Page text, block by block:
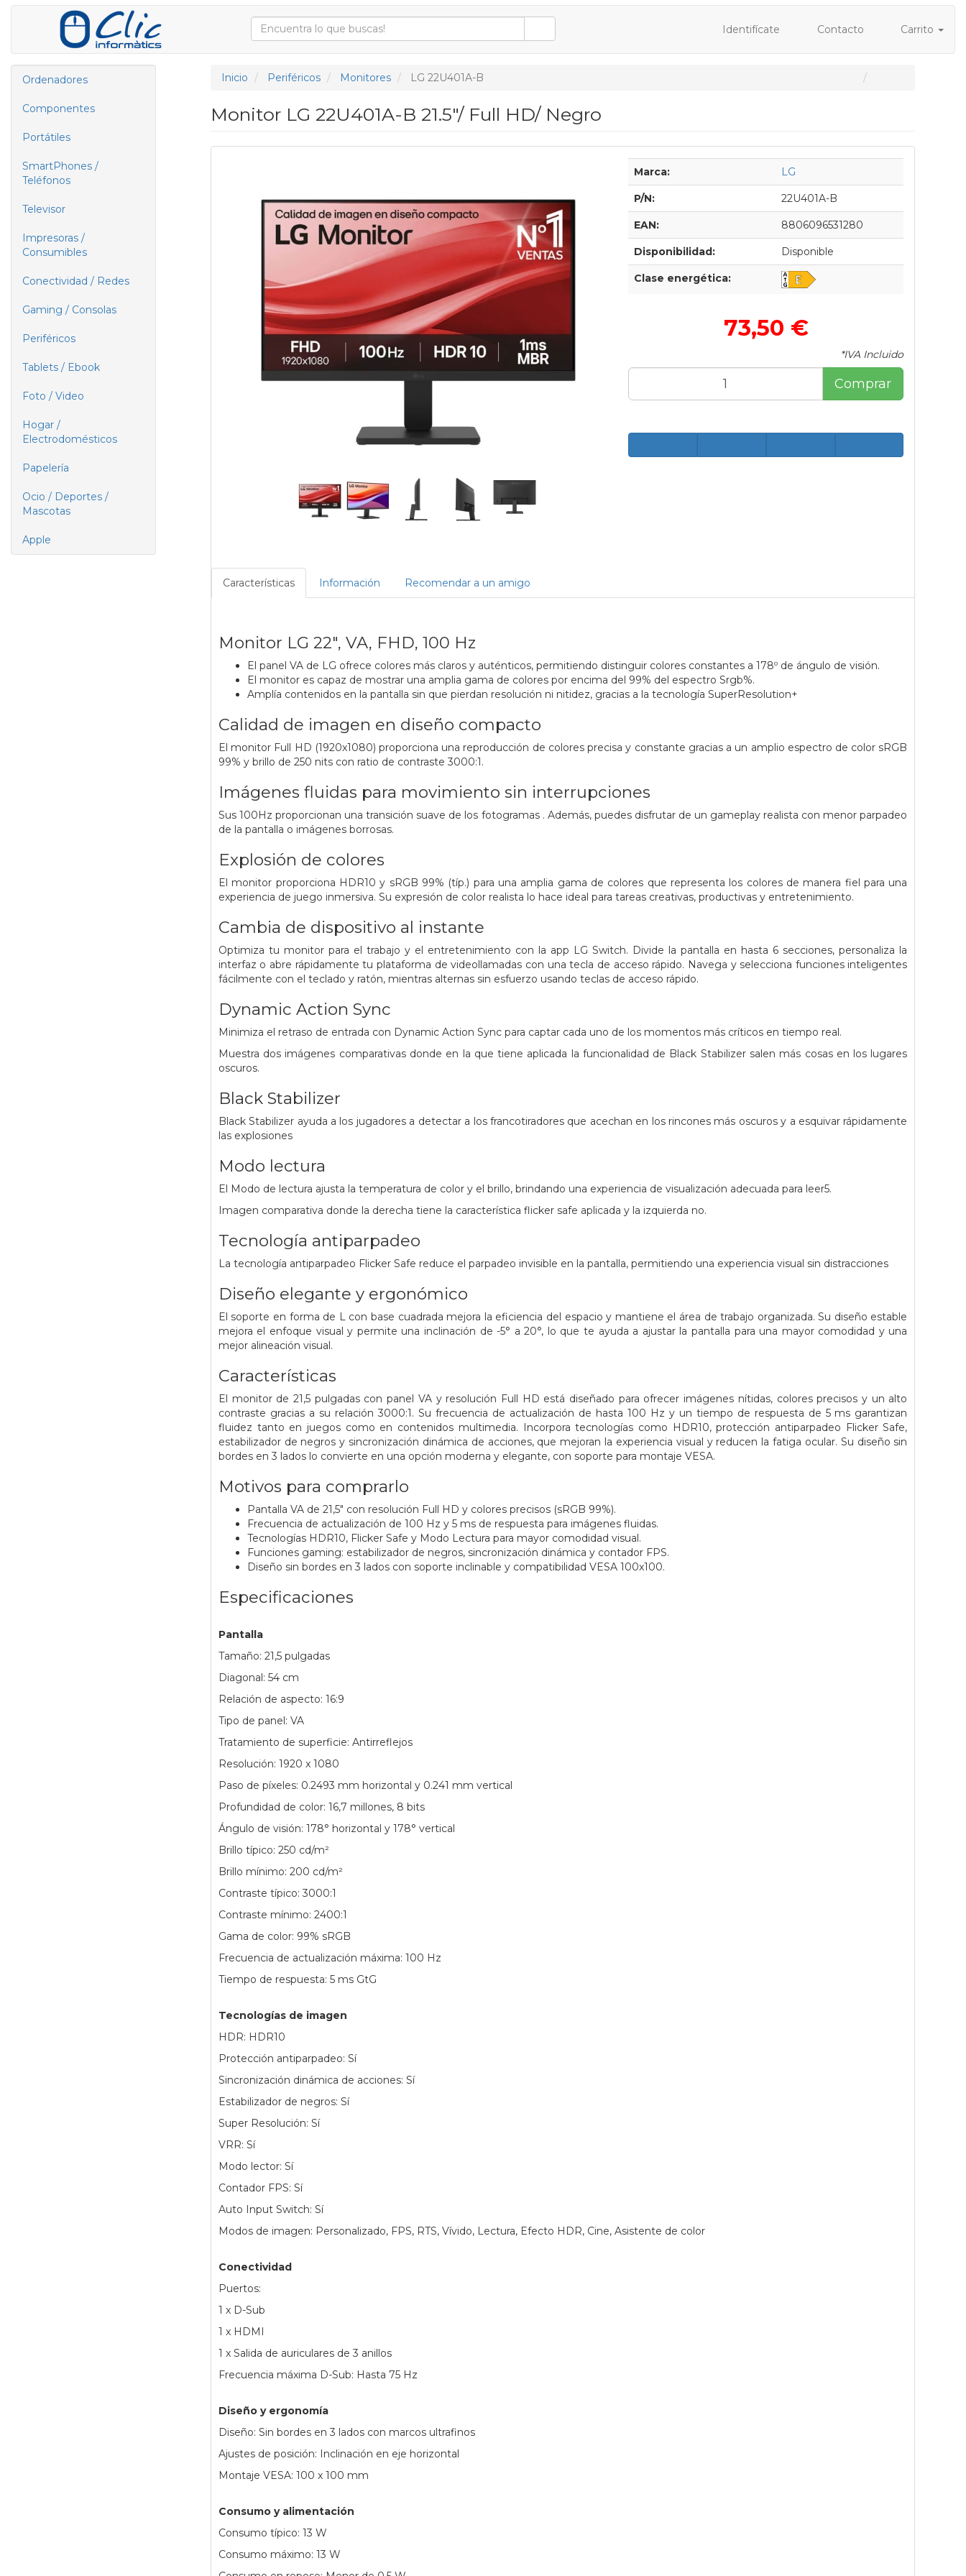
Identifícate Contacto Carrito
Ordenadores
Componentes
Portátiles
SmartPhones /
Teléfonos
Televisor
Impresoras /
Consumibles
Conectividad / Redes
Gaming / Consolas
Periféricos
Tablets / Ebook
Foto / Video
Hogar /
Electrodomésticos
Papelería
Ocio / Deportes /
Mascotas
Apple
Inicio Periféricos Monitores LG 22U401A-B
Monitor LG 22U401A-B 21.5"/ Full HD/ Negro
Marca: LG
P/N: 22U401A-B
EAN: 8806096531280
Disponibilidad: Disponible
Clase energética:
73,50 €
*IVA Incluido
Comprar
Características Información Recomendar a un amigo
Monitor LG 22", VA, FHD, 100 Hz
El panel VA de LG ofrece colores más claros y auténticos, permitiendo distinguir colores constantes a 178º de ángulo de visión.
El monitor es capaz de mostrar una amplia gama de colores por encima del 99% del espectro Srgb%.
Amplía contenidos en la pantalla sin que pierdan resolución ni nitidez, gracias a la tecnología SuperResolution+
Calidad de imagen en diseño compacto
El monitor Full HD (1920x1080) proporciona una reproducción de colores precisa y constante gracias a un amplio espectro de color sRGB
99% y brillo de 250 nits con ratio de contraste 3000:1.
Imágenes fluidas para movimiento sin interrupciones
Sus 100Hz proporcionan una transición suave de los fotogramas . Además, puedes disfrutar de un gameplay realista con menor parpadeo
de la pantalla o imágenes borrosas.
Explosión de colores
El monitor proporciona HDR10 y sRGB 99% (típ.) para una amplia gama de colores que representa los colores de manera fiel para una
experiencia de juego inmersiva. Su expresión de color realista lo hace ideal para tareas creativas, productivas y entretenimiento.
Cambia de dispositivo al instante
Optimiza tu monitor para el trabajo y el entretenimiento con la app LG Switch. Divide la pantalla en hasta 6 secciones, personaliza la
interfaz o abre rápidamente tu plataforma de videollamadas con una tecla de acceso rápido. Navega y selecciona funciones inteligentes
fácilmente con el teclado y ratón, mientras alternas sin esfuerzo usando teclas de acceso rápido.
Dynamic Action Sync
Minimiza el retraso de entrada con Dynamic Action Sync para captar cada uno de los momentos más críticos en tiempo real.
Muestra dos imágenes comparativas donde en la que tiene aplicada la funcionalidad de Black Stabilizer salen más cosas en los lugares
oscuros.
Black Stabilizer
Black Stabilizer ayuda a los jugadores a detectar a los francotiradores que acechan en los rincones más oscuros y a esquivar rápidamente
las explosiones
Modo lectura
El Modo de lectura ajusta la temperatura de color y el brillo, brindando una experiencia de visualización adecuada para leer5.
Imagen comparativa donde la derecha tiene la característica flicker safe aplicada y la izquierda no.
Tecnología antiparpadeo
La tecnología antiparpadeo Flicker Safe reduce el parpadeo invisible en la pantalla, permitiendo una experiencia visual sin distracciones
Diseño elegante y ergonómico
El soporte en forma de L con base cuadrada mejora la eficiencia del espacio y mantiene el área de trabajo organizada. Su diseño estable
mejora el enfoque visual y permite una inclinación de -5° a 20°, lo que te ayuda a ajustar la pantalla para una mayor comodidad y una
mejor alineación visual.
Características
El monitor de 21,5 pulgadas con panel VA y resolución Full HD está diseñado para ofrecer imágenes nítidas, colores precisos y un alto
contraste gracias a su relación 3000:1. Su frecuencia de actualización de hasta 100 Hz y un tiempo de respuesta de 5 ms garantizan
fluidez tanto en juegos como en contenidos multimedia. Incorpora tecnologías como HDR10, protección antiparpadeo Flicker Safe,
estabilizador de negros y sincronización dinámica de acciones, que mejoran la experiencia visual y reducen la fatiga ocular. Su diseño sin
bordes en 3 lados lo convierte en una opción moderna y elegante, con soporte para montaje VESA.
Motivos para comprarlo
Pantalla VA de 21,5" con resolución Full HD y colores precisos (sRGB 99%).
Frecuencia de actualización de 100 Hz y 5 ms de respuesta para imágenes fluidas.
Tecnologías HDR10, Flicker Safe y Modo Lectura para mayor comodidad visual.
Funciones gaming: estabilizador de negros, sincronización dinámica y contador FPS.
Diseño sin bordes en 3 lados con soporte inclinable y compatibilidad VESA 100x100.
Especificaciones
Pantalla
Tamaño: 21,5 pulgadas
Diagonal: 54 cm
Relación de aspecto: 16:9
Tipo de panel: VA
Tratamiento de superficie: Antirreflejos
Resolución: 1920 x 1080
Paso de píxeles: 0.2493 mm horizontal y 0.241 mm vertical
Profundidad de color: 16,7 millones, 8 bits
Ángulo de visión: 178° horizontal y 178° vertical
Brillo típico: 250 cd/m²
Brillo mínimo: 200 cd/m²
Contraste típico: 3000:1
Contraste mínimo: 2400:1
Gama de color: 99% sRGB
Frecuencia de actualización máxima: 100 Hz
Tiempo de respuesta: 5 ms GtG
Tecnologías de imagen
HDR: HDR10
Protección antiparpadeo: Sí
Sincronización dinámica de acciones: Sí
Estabilizador de negros: Sí
Super Resolución: Sí
VRR: Sí
Modo lector: Sí
Contador FPS: Sí
Auto Input Switch: Sí
Modos de imagen: Personalizado, FPS, RTS, Vívido, Lectura, Efecto HDR, Cine, Asistente de color
Conectividad
Puertos:
1 x D-Sub
1 x HDMI
1 x Salida de auriculares de 3 anillos
Frecuencia máxima D-Sub: Hasta 75 Hz
Diseño y ergonomía
Diseño: Sin bordes en 3 lados con marcos ultrafinos
Ajustes de posición: Inclinación en eje horizontal
Montaje VESA: 100 x 100 mm
Consumo y alimentación
Consumo típico: 13 W
Consumo máximo: 13 W